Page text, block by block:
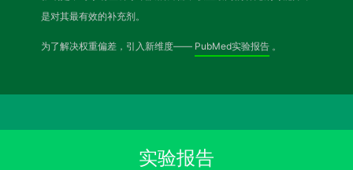
是对其最有效的补充剂。
为了解决权重偏差，引入新维度—— PubMed实验报告 。
实验报告